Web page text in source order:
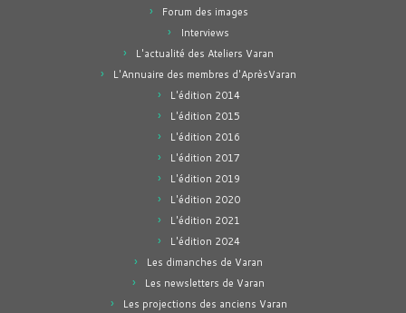
Forum des images
Interviews
L'actualité des Ateliers Varan
L'Annuaire des membres d'AprèsVaran
L'édition 2014
L'édition 2015
L'édition 2016
L'édition 2017
L'édition 2019
L'édition 2020
L'édition 2021
L'édition 2024
Les dimanches de Varan
Les newsletters de Varan
Les projections des anciens Varan